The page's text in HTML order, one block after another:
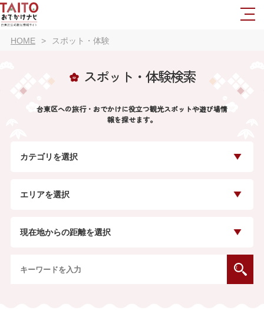
HOME スポット・体験
スポット・体験検索
台東区への旅行・おでかけに役立つ観光スポットや遊び場情
報を探せます。
カテゴリを選択
エリアを選択
現在地からの距離を選択